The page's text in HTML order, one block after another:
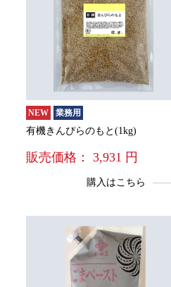
NEW 業務用
有機きんぴらのもと(1kg)
販売価格： 3,931 円
購入はこちら